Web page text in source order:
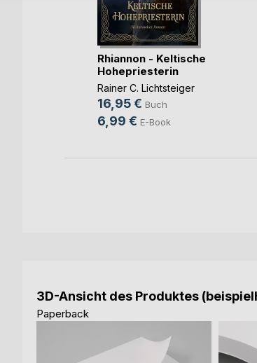
Rhiannon - Keltische
Hohepriesterin
Rainer C. Lichtsteiger
16,95 € Buch
6,99 € E-Book
3D-Ansicht des Produktes
Paperback